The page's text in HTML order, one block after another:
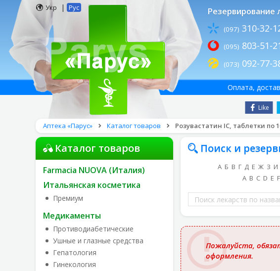
Укр | Рус Резервирование
(097) 310-32-
(095) 803-51-
(073) 092-77-
Like
Оплата,
Аптека «Парус» Каталог товаров Розувастатин IC, таблетки по
Каталог товаров
Farmacia NUOVA (Италия)
Итальянская косметика
Премиум
Медикаменты
Противодиабетические
Ушные и глазные средства
Гепатология
Гинекология
Поиск и
А Б В Г Д Е Ж З И
A B C D E F
Поиск
лекарств
по
названию
Пожалуйста,
оформления.